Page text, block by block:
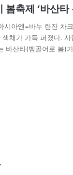
축제 ‘바산타
아엔=바누 란잔 차
채가 가득 퍼졌다.
바산타(벵골어로 봄)